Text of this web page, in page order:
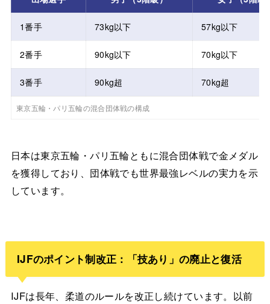
1番手 73kg以下 57kg以下
2番手 90kg以下 70kg以下
3番手 90kg超 70kg超
東京五輪・パリ五輪の混合団体戦の構成
日本は東京五輪・パリ五輪ともに混合団体戦で金メダル
を獲得しており、団体戦でも世界最強レベルの実力を示
しています。
IJFのポイント制改正：「技あり」の廃止と復活
IJFは長年、柔道のルールを改正し続けています。以前